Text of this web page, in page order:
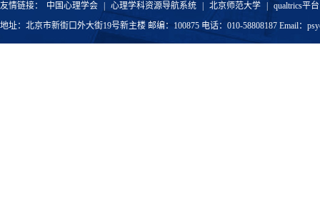
友情链接： 中国心理学会 心理学科资源导航系统 北京师范大学
qualtrics平台
地址：北京市新街口外大街19号新主楼 邮编：100875 电话：010-58808187 Email：